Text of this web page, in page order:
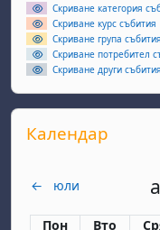
Скриване категория
Скриване курс събития
Скриване група събития
Скриване потребител
Скриване други събития
Прескочи Календар
Календар
← юли
Понеделник
Пон вторник
Вто